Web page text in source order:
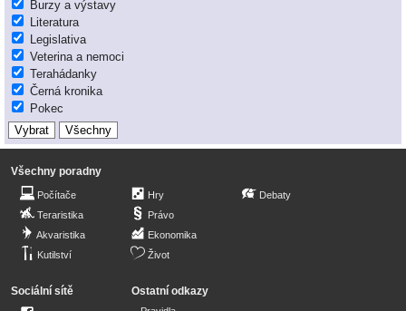
Burzy a výstavy
Literatura
Legislativa
Veterina a nemoci
Terahádanky
Černá kronika
Pokec
Všechny poradny
Počítače
Teraristika
Akvaristika
Kutilství
Hry
Právo
Ekonomika
Život
Debaty
Sociální sítě Ostatní odkazy